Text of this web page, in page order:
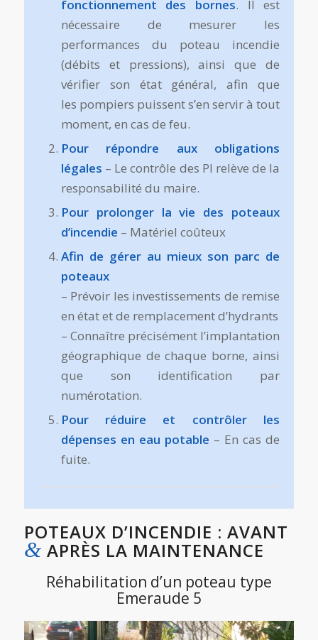
fonctionnement des bornes. Il est
nécessaire de mesurer les
performances du poteau incendie
(débits et pressions), ainsi que de
vérifier son état général, afin que
les pompiers puissent s’en servir à tout
moment, en cas de feu.
Pour répondre aux obligations
légales – Le contrôle des PI relève de la
responsabilité du maire.
Pour prolonger la vie des poteaux
d’incendie – Matériel coûteux
Afin de gérer au mieux son parc de
poteaux
– Prévoir les investissements de remise
en état et de remplacement d’hydrants
– Connaître précisément l’implantation
géographique de chaque borne, ainsi
que son identification par
numérotation.
Pour réduire et contrôler les
dépenses en eau potable – En cas de
fuite.
POTEAUX D’INCENDIE : AVANT
& APRÈS LA MAINTENANCE
Réhabilitation d’un poteau type
Emeraude 5